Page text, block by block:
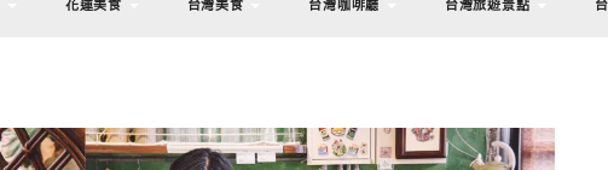
花蓮美食 台灣美食 台灣咖啡廳 台灣旅遊景點